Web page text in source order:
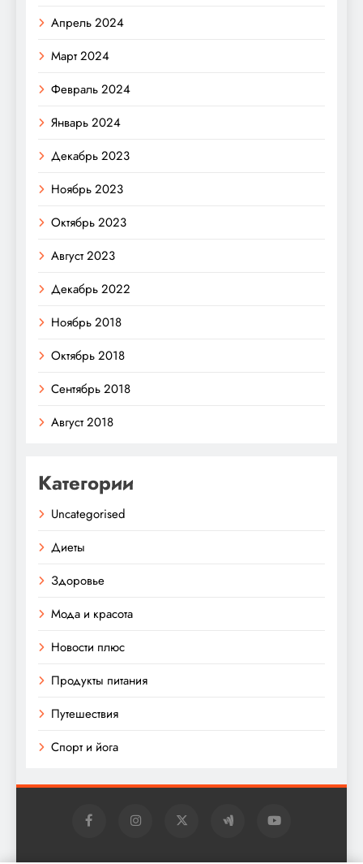
Апрель 2024
Март 2024
Февраль 2024
Январь 2024
Декабрь 2023
Ноябрь 2023
Октябрь 2023
Август 2023
Декабрь 2022
Ноябрь 2018
Октябрь 2018
Сентябрь 2018
Август 2018
Категории
Uncategorised
Диеты
Здоровье
Мода и красота
Новости плюс
Продукты питания
Путешествия
Спорт и йога